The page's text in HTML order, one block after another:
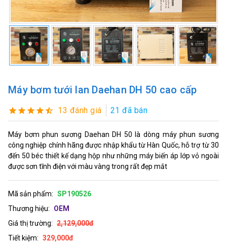
Máy bơm tưới lan Daehan DH 50 cao cấp
13 đánh giá 21 đã bán
Máy bơm phun sương Daehan DH 50 là dòng máy phun sương
công nghiệp chính hãng được nhập khẩu từ Hàn Quốc, hỗ trợ từ 30
đến 50 béc thiết kế dạng hộp như những máy biến áp lớp vỏ ngoài
được sơn tĩnh điện với màu vàng trong rất đẹp mắt
Mã sản phẩm: SP190526
Thương hiệu:
OEM
Giá thị trường: 2,129,000đ
Tiết kiệm: 329,000đ